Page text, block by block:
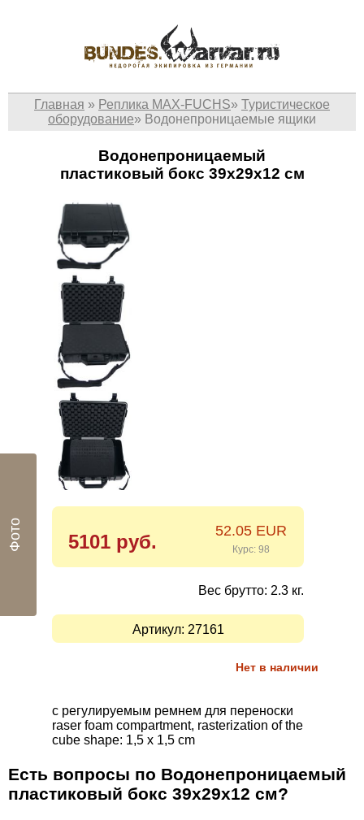
Главная » Реплика MAX-FUCHS» Туристическое
оборудование» Водонепроницаемые ящики
Водонепроницаемый
пластиковый бокс 39x29x12 см
5101 руб. 52.05 EUR
Курс: 98
Вес брутто: 2.3 кг.
Артикул: 27161
Нет в наличии
с регулируемым ремнем для переноски
raser foam compartment, rasterization of the
cube shape: 1,5 x 1,5 cm
Есть вопросы по Водонепроницаемый
пластиковый бокс 39x29x12 см?
Фото